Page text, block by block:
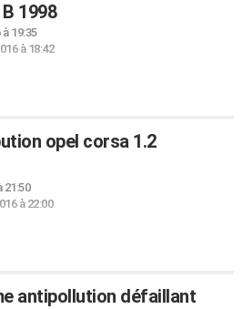
1998
19:35
à 18:42
opel corsa 1.2
21:50
à 22:00
antipollution défaillant